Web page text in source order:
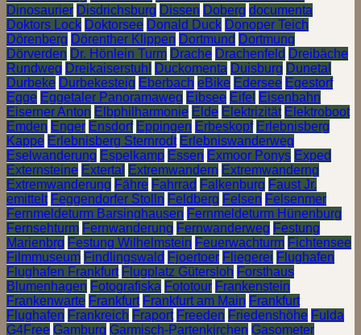
Dinosaurier Disdrichsburg Dissen Doberg documenta
Doktors Lock Doktorsee Donald Duck Donoper Teich
Dörenberg Dörenther Klippen Dortmund Dortmung
Dörverden Dr. Hönlein Turm Drache Drachenfeld Dreibäche
Rundweg Dreikaiserstuhl Duckomenta Duisburg Dunetal
Durbeke Durbekesteig Eberbach eBike Edersee Egestorf
Egge Eggetaler Panoramaweg Eibsee Eifel Eisenbahn
Eiserner Anton Elbphilharmonie Elde Elektrizität Elektroboot
Emden Enger Ensdorf Eppingen Erbeskopf Erlebnisberg
Kappe Erlebnisberg Sternrodt Erlebniswanderweg
Eselwanderung Espelkamp Essen Exmoor Ponys Exped
Externsteine Extertal Extremwandern Extremwanderng
Extremwanderung Fähre Fahrrad Falkenburg Faust Jr.
emittelt Feggendorfer Stolln Feldberg Felsen Felsenmer
Fernmeldeturm Barsinghausen Fernmeldeturm Hünenburg
Fernsehturm Fernwanderung Fernwanderweg Festung
Marienbrg Festung Wilhelmstein Feuerwachturm Fichtensee
Filmmuseum Findlingswald Fjoertoer Fliegerei Flughafen
Flughafen Frankfurt Flugplatz Gütersloh Forsthaus
Blumenhagen Fotografiska Fototour Frankenstein
Frankenwarte Frankfurt Frankfurt am Main Frankfurt
Flughafen Frankreich Fraport Freeden Friedenshöhe Fulda
G4Free Gamburg Garmisch-Partenkirchen Gasometer